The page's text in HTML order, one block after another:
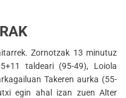
Zornotzak 13 minutuz
taldeari (95-49), Loiola
Takeren aurka (55-
egin ahal izan zuen Alter